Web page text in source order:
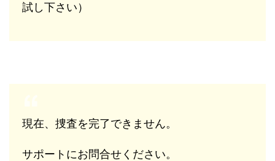
試し下さい）
現在、捜査を完了できません。
サポートにお問合せください。